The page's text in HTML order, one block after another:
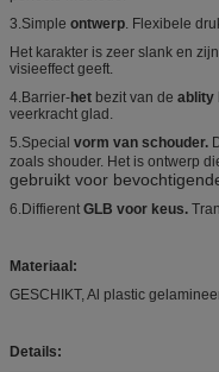
3.Simple ontwerp. Flexibele
Het karakter is zeer slank en
visieeffect geeft.
4.Barrier-het bezit van de ablity
veerkracht glad.
5.Special vorm van schouder.
zoals shouder. Het is ontwerp
gebruikt voor
6.Diffierent GLB voor keus.
Materiaal:
GESCHIKT, Al plastic
Details: